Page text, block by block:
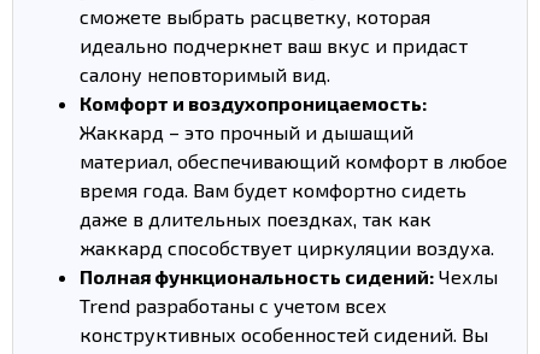
сможете выбрать расцветку, которая
идеально подчеркнет ваш вкус и придаст
салону неповторимый вид.
Комфорт и воздухопроницаемость:
Жаккард – это прочный и дышащий
материал, обеспечивающий комфорт в любое
время года. Вам будет комфортно сидеть
даже в длительных поездках, так как
жаккард способствует циркуляции воздуха.
Полная функциональность сидений: Чехлы
Trend разработаны с учетом всех
конструктивных особенностей сидений. Вы